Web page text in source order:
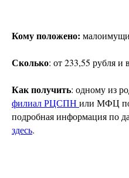
Кому положено:
Сколько: от 233,55 рубля и
Как получить: одному из
филиал РЦСПН или МФЦ по
подробная информация по
здесь.